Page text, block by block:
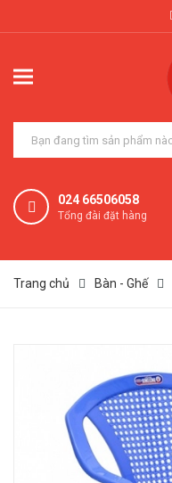
024 66506058
Tổng đài đặt hàng
Trang chủ Bàn - Ghế